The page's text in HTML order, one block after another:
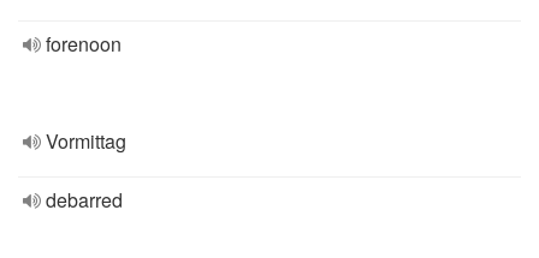
forenoon
Vormittag
debarred